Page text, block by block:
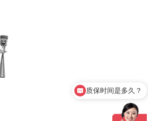
质保时间是多久？